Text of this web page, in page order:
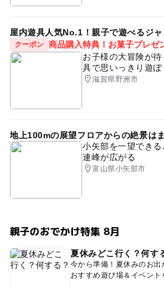
屋内遊具人気No.1！親子で遊べるジ
クーポン 商品購入特典！お菓子プレゼ
お子様の大冒険が
具で思いっきり遊ぼ
滋賀県野洲市
地上100mの展望フロアからの絶景は
小矢部を一望でき
連峰が広がる
富山県小矢部市
親子のおでかけ特集 8月
夏休みどこ行く？何す
今から準備！夏休みのお出
おすすめ遊び場＆イベント